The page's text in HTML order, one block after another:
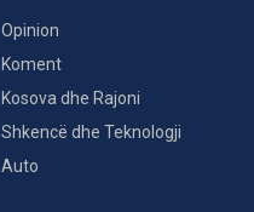
Opinion
Koment
Kosova dhe Rajoni
Shkencë dhe Teknologji
Auto